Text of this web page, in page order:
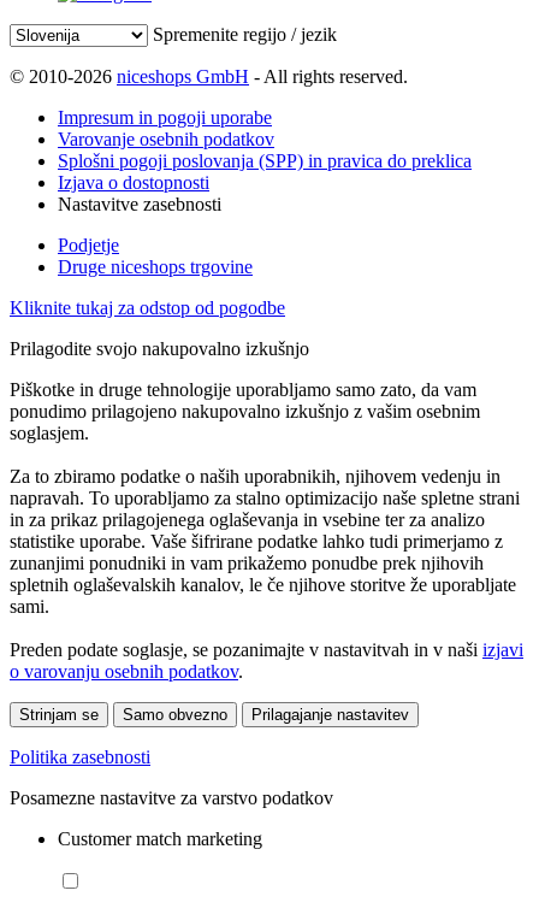
Spremenite regijo / jezik
© 2010-2026 niceshops GmbH - All rights reserved.
Impresum in pogoji uporabe
Varovanje osebnih podatkov
Splošni pogoji poslovanja (SPP) in pravica do preklica
Izjava o dostopnosti
Nastavitve zasebnosti
Podjetje
Druge niceshops trgovine
Kliknite tukaj za odstop od pogodbe
Prilagodite svojo nakupovalno izkušnjo
Piškotke in druge tehnologije uporabljamo samo zato, da vam
ponudimo prilagojeno nakupovalno izkušnjo z vašim osebnim
soglasjem.
Za to zbiramo podatke o naših uporabnikih, njihovem vedenju in
napravah. To uporabljamo za stalno optimizacijo naše spletne strani
in za prikaz prilagojenega oglaševanja in vsebine ter za analizo
statistike uporabe. Vaše šifrirane podatke lahko tudi primerjamo z
zunanjimi ponudniki in vam prikažemo ponudbe prek njihovih
spletnih oglaševalskih kanalov, le če njihove storitve že uporabljate
sami.
Preden podate soglasje, se pozanimajte v nastavitvah in v naši izjavi
o varovanju osebnih podatkov.
Strinjam se Samo obvezno Prilagajanje nastavitev
Politika zasebnosti
Posamezne nastavitve za varstvo podatkov
Customer match marketing